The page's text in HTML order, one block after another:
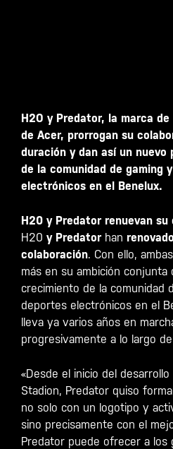
H2O y Predator, la marca
de Acer, prorrogan su
duración y dan así un nuevo
de la comunidad de gaming
electrónicos en el Benelux.
H20 y Predator renuevan su
H20 y Predator han renovado
colaboración. Con ello,
más en su ambición conjunta
crecimiento de la comunidad
deportes electrónicos en el
lleva ya varios años en
progresivamente a lo largo
«Desde el inicio del
Stadion, Predator quiso
no solo con un logotipo y
sino precisamente con el
Predator puede ofrecer a los